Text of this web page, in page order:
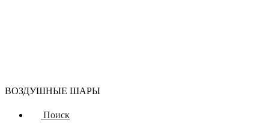
ВОЗДУШНЫЕ ШАРЫ
Поиск